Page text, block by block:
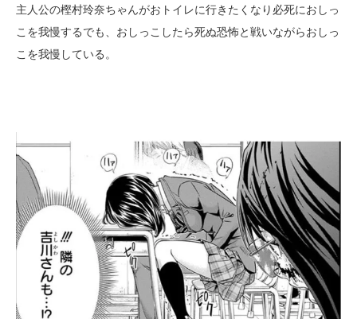
主人公の樫村玲奈ちゃんがおトイレに行きたくなり必死におしっ
こを我慢するでも、おしっこしたら死ぬ恐怖と戦いながらおしっ
こを我慢している。